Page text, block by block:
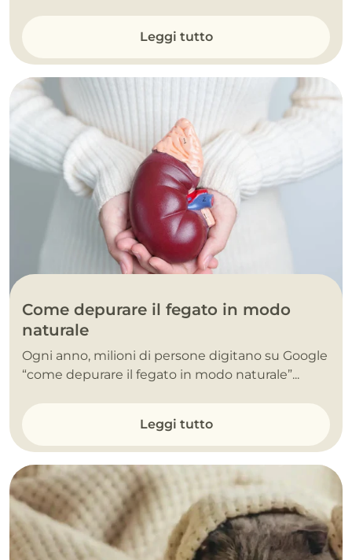
Leggi tutto
Come depurare il fegato in modo
naturale
Ogni anno, milioni di persone digitano su Google
“come depurare il fegato in modo naturale”...
Leggi tutto